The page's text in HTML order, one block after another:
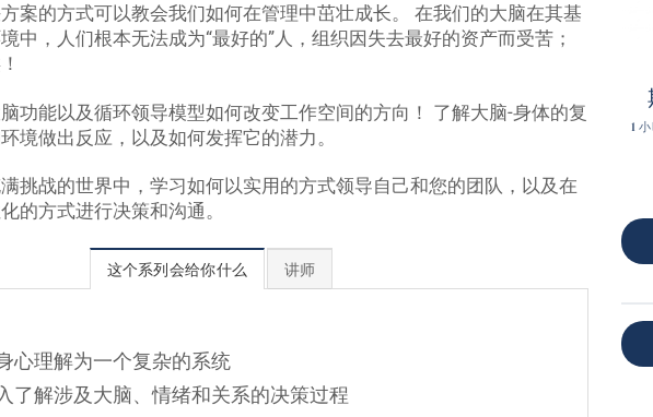
案的方式可以教会我们如何在管理中茁壮成长。 在我们的大脑在其基
中，人们根本无法成为“最好的”人，组织因失去最好的资产而受苦；
功能以及循环领导模型如何改变工作空间的方向！ 了解大脑-身体的复
境做出反应，以及如何发挥它的潜力。
挑战的世界中，学习如何以实用的方式领导自己和您的团队，以及在
的方式进行决策和沟通。
这个系列会给你什么 讲师
心理解为一个复杂的系统
了解涉及大脑、情绪和关系的决策过程
1